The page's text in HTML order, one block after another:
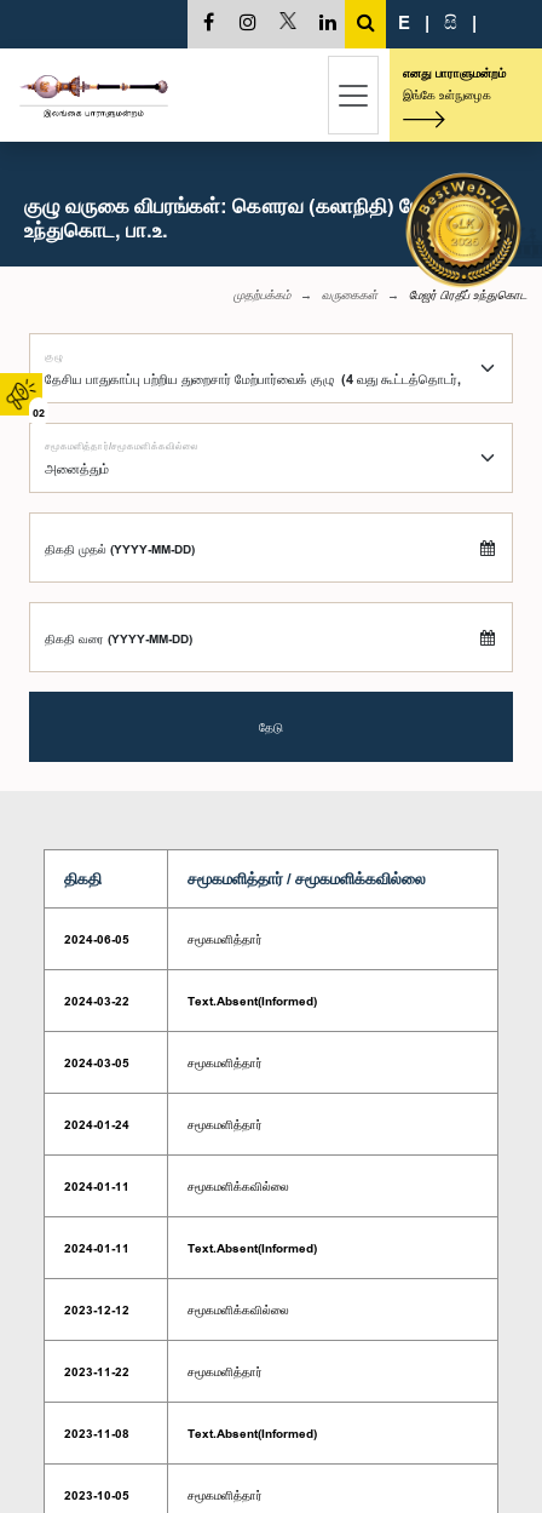
02
E | සි |
எனது பாராளுமன்றம்
இங்கே உள்நுழைக
குழு வருகை விபரங்கள்: கௌரவ (கலாநிதி) மேஜர் பிரதீப்
உந்துகொட, பா.உ.
முதற்பக்கம் வருகைகள் மேஜர் பிரதீப் உந்துகொட
குழு
சமூகமளித்தார்/சமூகமளிக்கவில்லை
திகதி முதல் (YYYY-MM-DD)
திகதி வரை (YYYY-MM-DD)
தேடு
திகதி சமூகமளித்தார் / சமூகமளிக்கவில்லை
2024-06-05 சமூகமளித்தார்
2024-03-22 Text.Absent(Informed)
2024-03-05 சமூகமளித்தார்
2024-01-24 சமூகமளித்தார்
2024-01-11 சமூகமளிக்கவில்லை
2024-01-11 Text.Absent(Informed)
2023-12-12 சமூகமளிக்கவில்லை
2023-11-22 சமூகமளித்தார்
2023-11-08 Text.Absent(Informed)
2023-10-05 சமூகமளித்தார்